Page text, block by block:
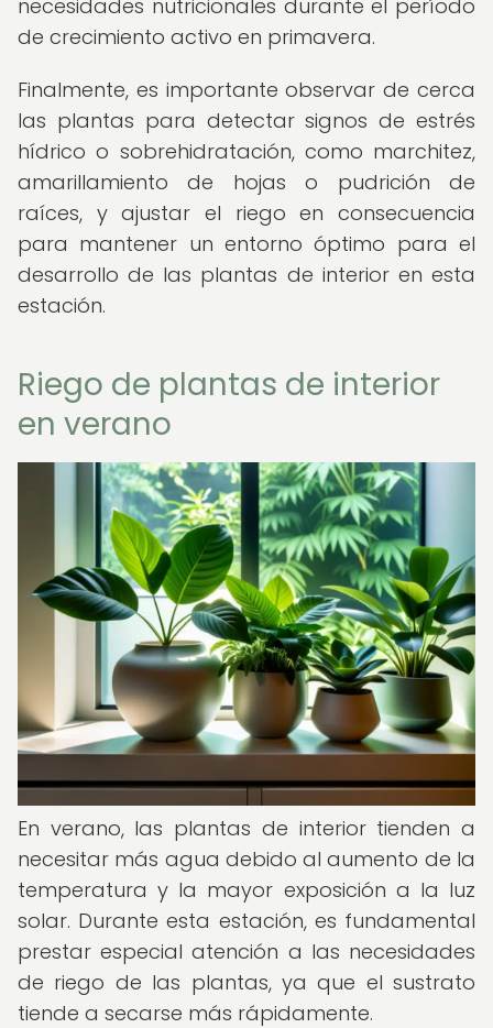
necesidades nutricionales durante el período
de crecimiento activo en primavera.
Finalmente, es importante observar de cerca
las plantas para detectar signos de estrés
hídrico o sobrehidratación, como marchitez,
amarillamiento de hojas o pudrición de
raíces, y ajustar el riego en consecuencia
para mantener un entorno óptimo para el
desarrollo de las plantas de interior en esta
estación.
Riego de plantas de interior
en verano
En verano, las plantas de interior tienden a
necesitar más agua debido al aumento de la
temperatura y la mayor exposición a la luz
solar. Durante esta estación, es fundamental
prestar especial atención a las necesidades
de riego de las plantas, ya que el sustrato
tiende a secarse más rápidamente.